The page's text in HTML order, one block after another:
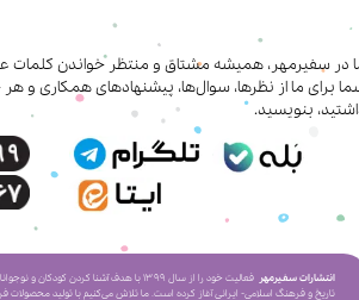
در سفیرمهر، همیشه مشتاق و منتظر خواندن کلمات
برای ما از نظرها، سوال‌ها، پیشنهادهای همکاری‌ و
بنویسید.
انتشارات سفیرمهر
فعالیت خود را از سال ۱۳۹۹ با هدف آشنا کردن
تاریخ و فرهنگ اسلامی- ایرانی آغاز کرده است. ما تلاش می‌کنیم با تولید محصولات